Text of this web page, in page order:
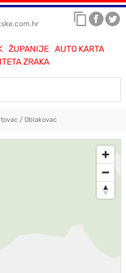
ŽUPANIJE
AUTO KARTA
ZRAKA
/ Oblakovac